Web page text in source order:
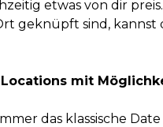
etwas von dir
geknüpft sind, kannst
mit
das klassische